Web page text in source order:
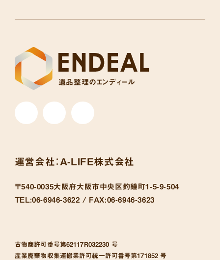
遺品整理のエンディール
運営会社： A-LIFE株式会社
〒540-0035大阪府大阪市中央区釣鐘町1-5-9-504
TEL:06-6946-3622 / FAX:06-6946-3623
古物商許可番号第62117R032230 号
産業廃棄物収集運搬業許可統一許可番号第171852 号